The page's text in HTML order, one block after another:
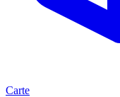
Carte